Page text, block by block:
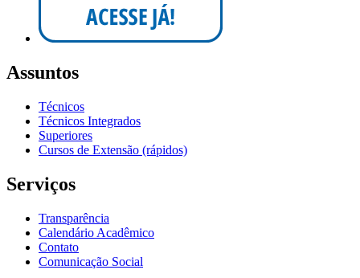
Assuntos
Técnicos
Técnicos Integrados
Superiores
Cursos de Extensão (rápidos)
Serviços
Transparência
Calendário Acadêmico
Contato
Comunicação Social